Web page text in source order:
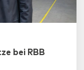
bei RBB